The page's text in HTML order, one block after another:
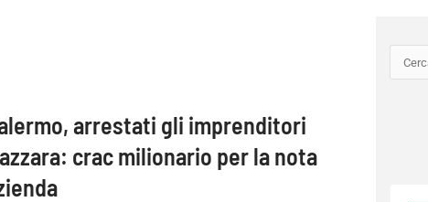
arrestati gli imprenditori
crac milionario per la nota